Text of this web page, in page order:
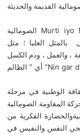
القديمة والحديثة
أما في مجال الحكم والأمثالMurti iyo Maahmaah الصومالية
بالمثل العليا ؛ مثل
، والعمل ، وذم الكسل
، ومن أمثلة الكاتب “Nin gar darani ma guulaysto” أي ” الظالم
الوطنية في مرحلة
المقاومة الصومالية
الفكرية من
النفس والنفيس في